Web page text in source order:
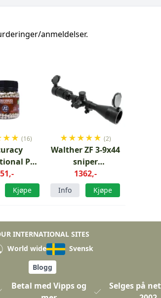
anmeldelser.
★★ (16)
PLA
1000stk
Kjøpe
★★★★★ (2)
Walther ZF 3-9x44
sniper
kikkertsikte
1362,-
Info Kjøpe
INTERNATIONAL SITES
World wide
Svensk
Blogg
Betal med Vipps og
Selges på